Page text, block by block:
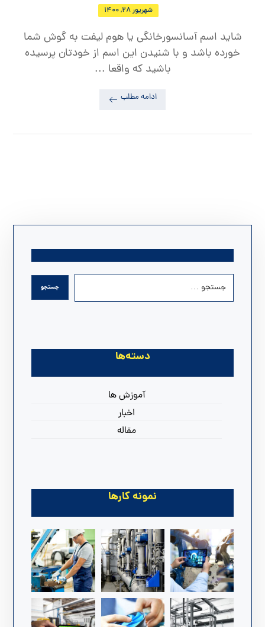
شهریور ۲۸, ۱۴۰۰
شاید اسم آسانسورخانگی یا هوم لیفت به گوش شما
خورده باشد و با شنیدن این اسم از خودتان پرسیده
باشید که واقعا ...
ادامه مطلب
دسته‌ها
آموزش ها
اخبار
مقاله
نمونه کارها